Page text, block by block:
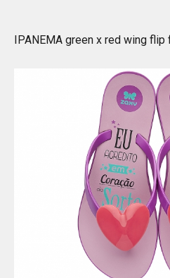
IPANEMA green x red wing flip